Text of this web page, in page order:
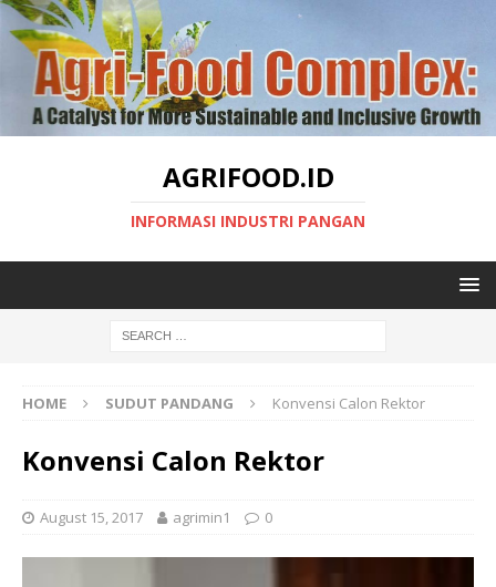
AGRIFOOD.ID
INFORMASI INDUSTRI PANGAN
HOME SUDUT PANDANG Konvensi Calon Rektor
Konvensi Calon Rektor
August 15, 2017 agrimin1 0